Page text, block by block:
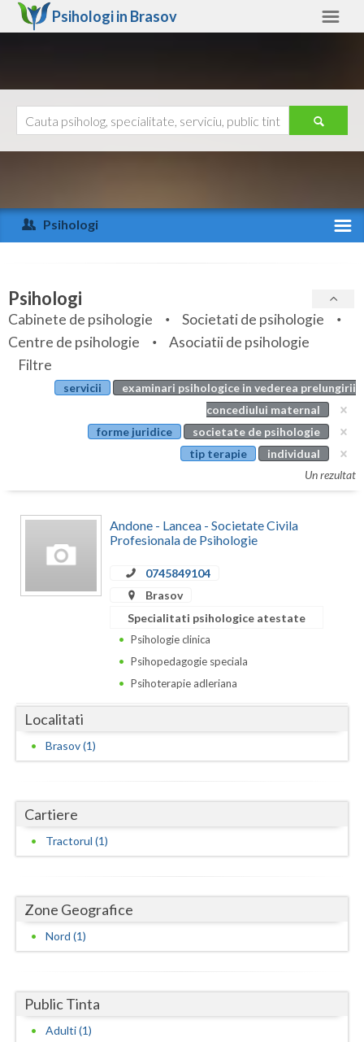
Psihologi in Brasov
Arad
Arges
Bihor
Bistrita-Nasaud
Botosani
Caras-Severin
Dolj
Galati
Gorj
Hunedoara
Ialomita
Ilfov
Maramures
Ajutor
Psihologi
Specialitati
Servicii
Articole
Evenimente
Cabinet
Psihologi
Cabinete de psihologie
Societati de psihologie
Centre de psihologie
Asociatii de psihologie
Filtre
servicii
examinari psihologice in vederea prelungirii
concediului maternal
forme juridice
societate de psihologie
tip terapie
individual
Un rezultat
Andone - Lancea - Societate Civila
Profesionala de Psihologie
0745849104
Brasov
Specialitati psihologice atestate
Psihologie clinica
Psihopedagogie speciala
Psihoterapie adleriana
Localitati
Brasov (1)
Cartiere
Tractorul (1)
Zone Geografice
Nord (1)
Public Tinta
Adulti (1)